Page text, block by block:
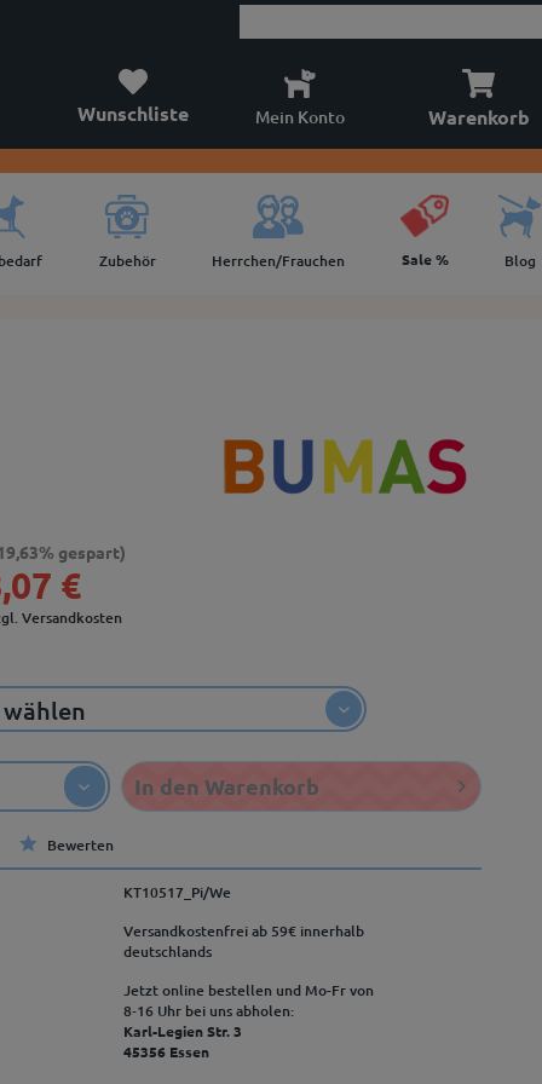
Wunschliste Mein Konto Warenkorb
Zubehör Herrchen/Frauchen Sale % Blog
gespart)
€
Versandkosten
In den Warenkorb
Bewerten
KT10517_Pi/We
Versandkostenfrei ab 59€ innerhalb
deutschlands
Jetzt online bestellen und Mo-Fr von
8‑16 Uhr bei uns abholen:
Karl-Legien Str. 3
45356 Essen